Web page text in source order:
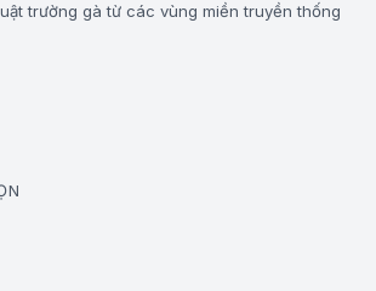
trường gà từ các vùng miền truyền thống